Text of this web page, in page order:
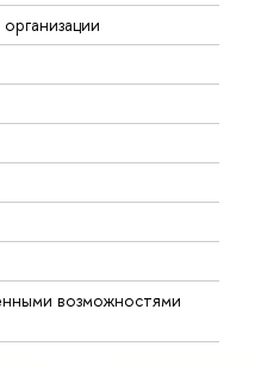
возможностями